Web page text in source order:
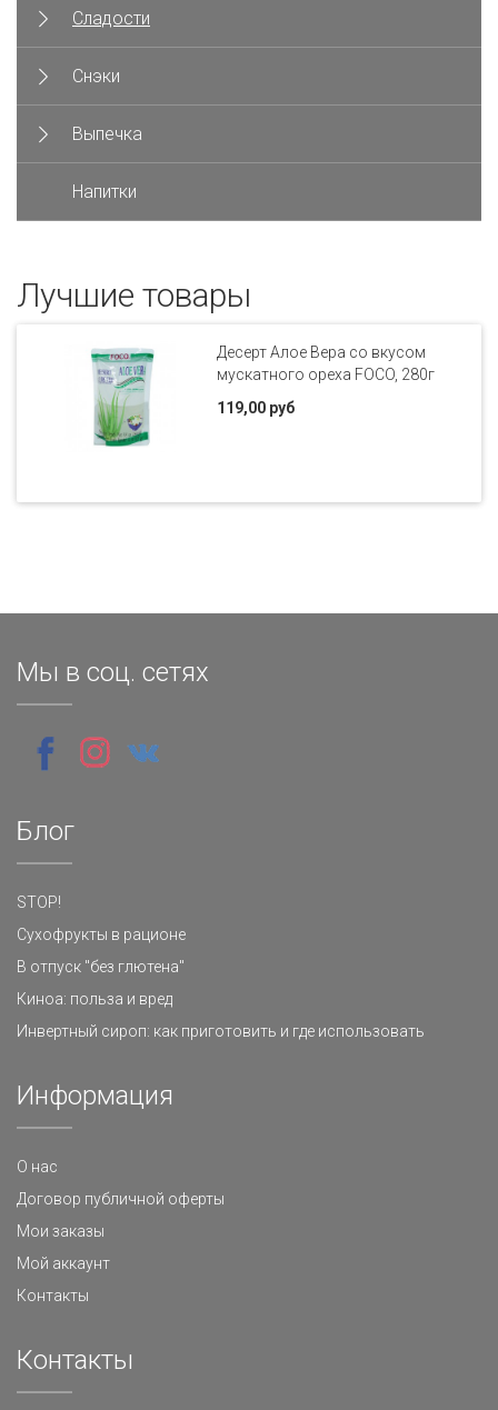
Сладости
Снэки
Выпечка
Напитки
Лучшие товары
Десерт Алое Вера со вкусом
мускатного ореха FOCO, 280г
119,00 руб
Мы в соц. сетях
Блог
STOP!
Сухофрукты в рационе
В отпуск "без глютена"
Киноа: польза и вред
Инвертный сироп: как приготовить и где использовать
Информация
О нас
Договор публичной оферты
Мои заказы
Мой аккаунт
Контакты
Контакты